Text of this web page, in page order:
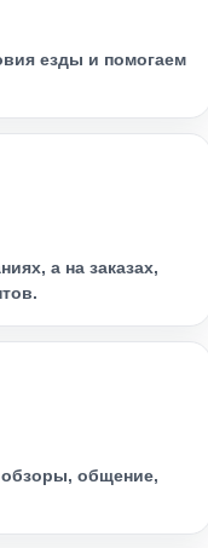
езды и помогаем
а на заказах,
обзоры, общение,